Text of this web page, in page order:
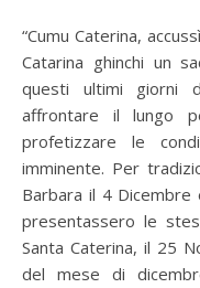
“Cumu Caterina, accussì Barbaredda e Nataliddu” Ppi Santa
Catarina ghinchi un
questi ultimi giorni
affrontare il lungo
profetizzare le
imminente. Per
Barbara il 4
presentassero le
Santa Caterina, il 25
del mese di